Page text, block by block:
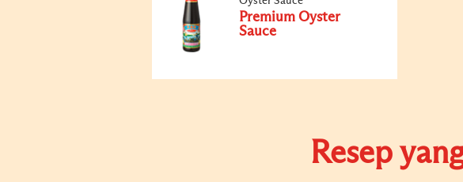
Premium Oyster
Sauce
Resep